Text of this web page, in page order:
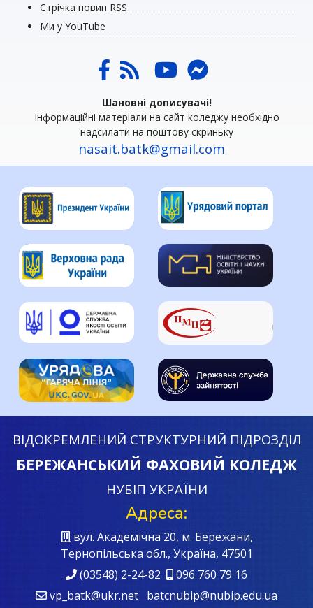
Стрічка новин RSS
Ми у YouTube
Шановні дописувачі!
Інформаційні матеріали на сайт коледжу необхідно
надсилати на поштову скриньку
nasait.batk@gmail.com
ВІДОКРЕМЛЕНИЙ СТРУКТУРНИЙ ПІДРОЗДІЛ
БЕРЕЖАНСЬКИЙ ФАХОВИЙ КОЛЕДЖ
НУБІП УКРАЇНИ
Адреса:
вул. Академічна 20, м. Бережани,
Тернопільська обл., Україна, 47501
(03548) 2-24-82
096 760 79 16
vp_batk@ukr.net batcnubip@nubip.edu.ua